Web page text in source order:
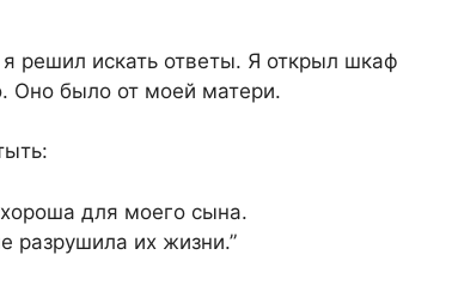
решил искать ответы. Я открыл шкаф
Оно было от моей матери.
для моего сына.
разрушила их жизни.”